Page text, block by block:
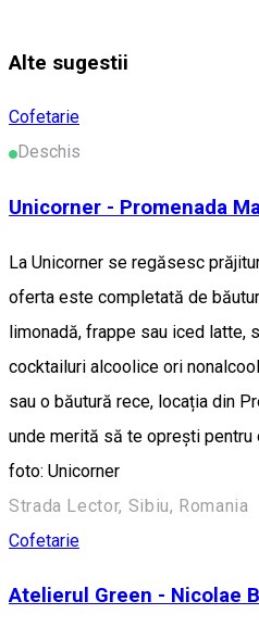
Alte sugestii
Cofetarie
Deschis
Unicorner - Promenada
La Unicorner se regăsesc
oferta este completată de
limonadă, frappe sau iced latte,
cocktailuri alcoolice ori
sau o băutură rece, locația din
unde merită să te oprești pentru
foto: Unicorner
Strada Lector, Sibiu, Romania
Cofetarie
Atelierul Green - Nicolae